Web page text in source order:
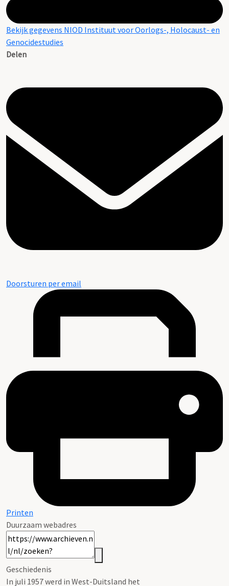
Bekijk gegevens NIOD Instituut voor Oorlogs-, Holocaust- en
Genocidestudies
Delen
Doorsturen per email
Printen
Duurzaam webadres
Geschiedenis
In juli 1957 werd in West-Duitsland het